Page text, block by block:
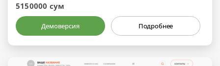
5150000 сум
Демоверсия Подробнее